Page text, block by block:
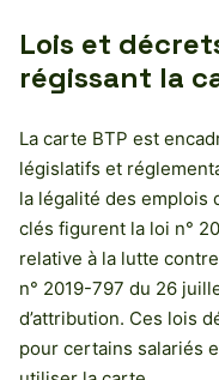
Lois et
régissant la
La carte BTP est
législatifs et
la légalité des emplois
clés figurent la loi n°
relative à la lutte
n° 2019-797 du 26
d’attribution. Ces lois
pour certains salariés